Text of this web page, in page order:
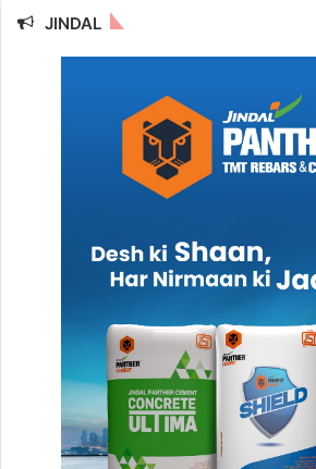
JINDAL